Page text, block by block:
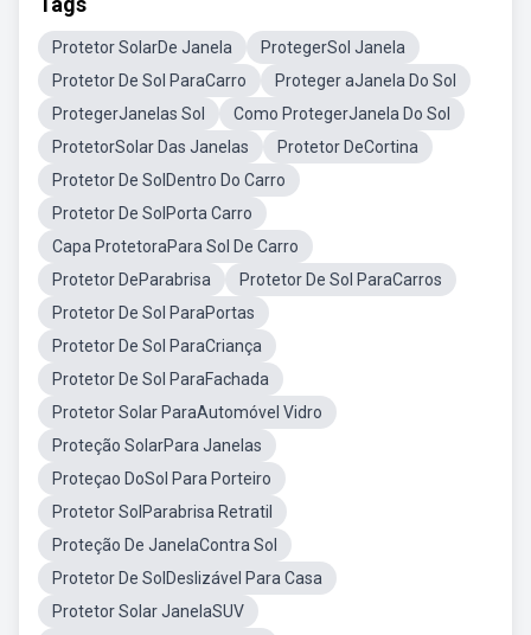
Protetor SolarDe Janela
ProtegerSol Janela
Protetor De Sol ParaCarro
Proteger aJanela Do Sol
ProtegerJanelas Sol
Como ProtegerJanela Do Sol
ProtetorSolar Das Janelas
Protetor DeCortina
Protetor De SolDentro Do Carro
Protetor De SolPorta Carro
Capa ProtetoraPara Sol De Carro
Protetor DeParabrisa
Protetor De Sol ParaCarros
Protetor De Sol ParaPortas
Protetor De Sol ParaCriança
Protetor De Sol ParaFachada
Protetor Solar ParaAutomóvel Vidro
Proteção SolarPara Janelas
Proteçao DoSol Para Porteiro
Protetor SolParabrisa Retratil
Proteção De JanelaContra Sol
Protetor De SolDeslizável Para Casa
Protetor Solar JanelaSUV